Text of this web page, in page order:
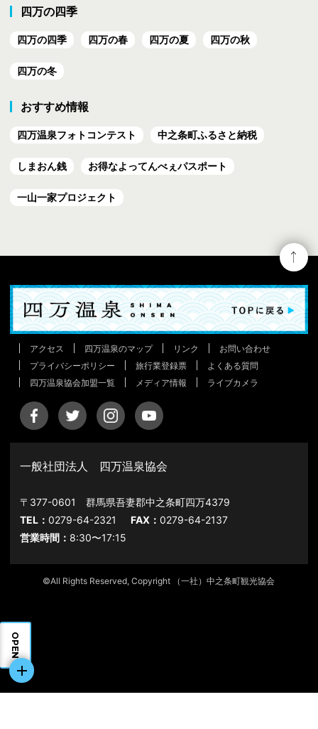
OPEN
四万の四季
四万の四季 四万の春 四万の夏 四万の秋
四万の冬
おすすめ情報
四万温泉フォトコンテスト 中之条町ふるさと納税
しまおん銭 お得なよってんべぇパスポート
一山一家プロジェクト
アクセス 四万温泉のマップ リンク
お問い合わせ
プライバシーポリシー
旅行業登録票
よくある質問
四万温泉協会加盟一覧
メディア情報 ライブカメラ
一般社団法人 四万温泉協会
〒377-0601 群馬県吾妻郡中之条町四万4379
TEL：0279-64-2321 FAX：0279-64-2137
営業時間： 8:30〜17:15
©All Rights Reserved, Copyright （一社）中之条町観光協会